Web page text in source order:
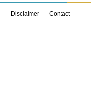
Disclaimer Contact